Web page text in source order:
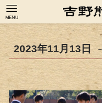
MENU
2023年11月13日